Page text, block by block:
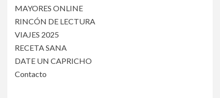
MAYORES ONLINE
RINCÓN DE LECTURA
VIAJES 2025
RECETA SANA
DATE UN CAPRICHO
Contacto